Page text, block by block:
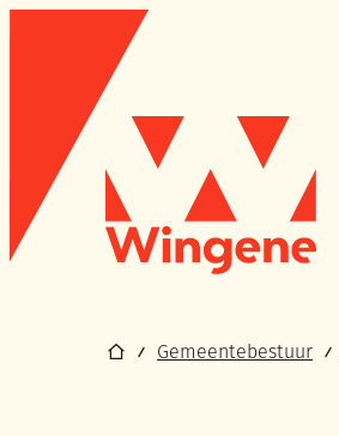
Naar inhoud
Wingene
Startpagina
Gemeentebestuur